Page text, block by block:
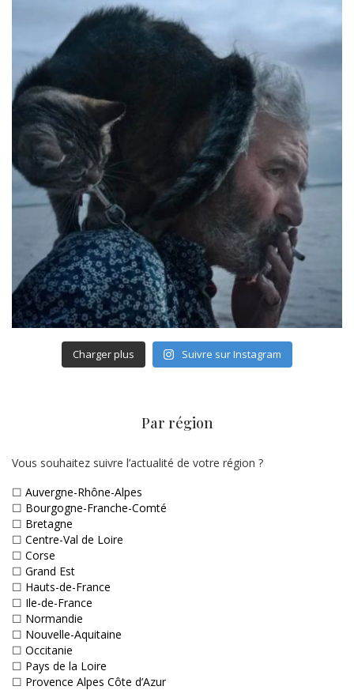
Charger plus Suivre sur Instagram
Par région
Vous souhaitez suivre l’actualité de votre région ?
☐ Auvergne-Rhône-Alpes
☐ Bourgogne-Franche-Comté
☐ Bretagne
☐ Centre-Val de Loire
☐ Corse
☐ Grand Est
☐ Hauts-de-France
☐ Ile-de-France
☐ Normandie
☐ Nouvelle-Aquitaine
☐ Occitanie
☐ Pays de la Loire
☐ Provence Alpes Côte d’Azur